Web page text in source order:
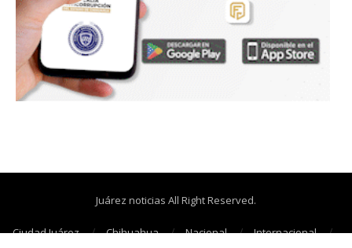
Juárez noticias All Right Reserved.
Ciudad Juárez Chihuahua Nacional
Internacional